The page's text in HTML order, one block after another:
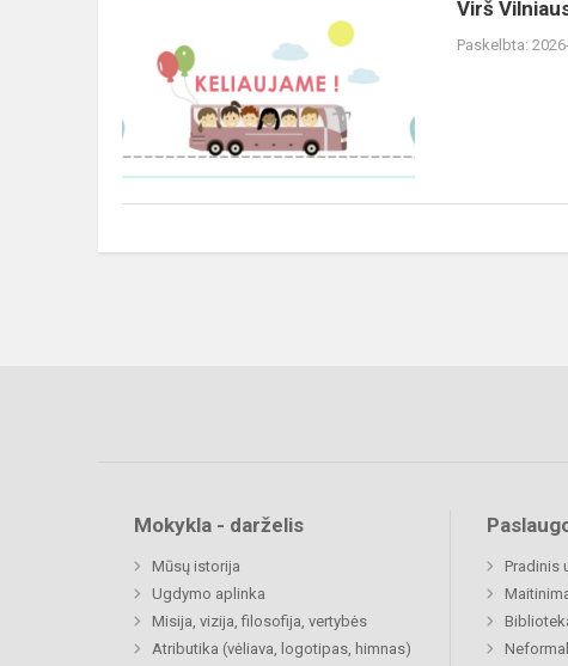
Virš
Paskelbta:
Mokykla - darželis
Mūsų istorija
Ugdymo aplinka
Misija, vizija, filosofija, vertybės
Atributika (vėliava, logotipas, himnas)
Pradinis